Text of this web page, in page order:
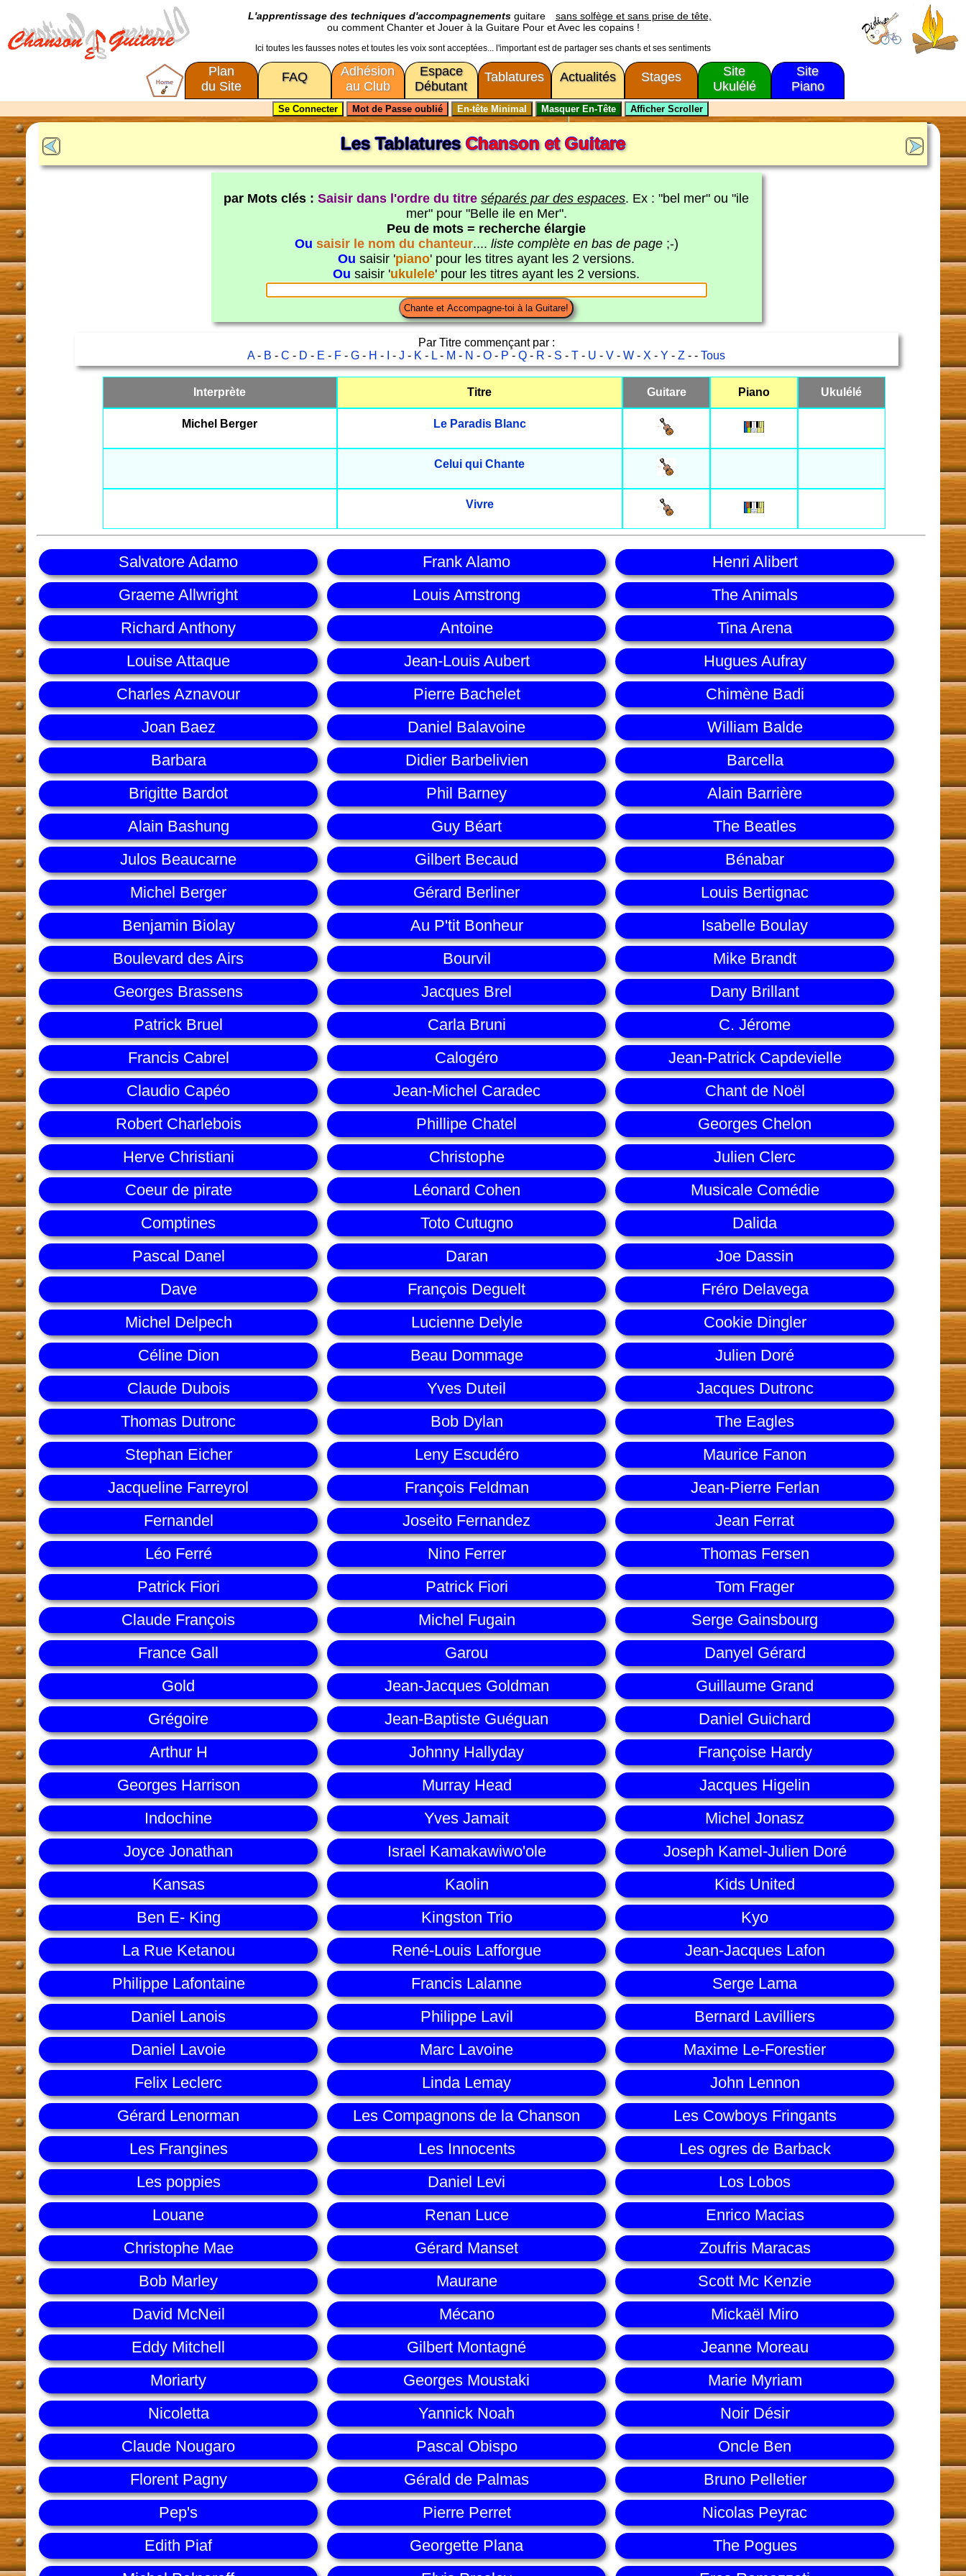
L'apprentissage des techniques d'accompagnementsguitare
sans solfège et sans prise de tête,
ou comment Chanter et Jouer à la Guitare Pour et Avec les copains !
Ici toutes les fausses notes et toutes les voix sont acceptées... l'important est de partager ses chants et ses sentiments
Plan
du Site
FAQ
Adhésion
au Club
Espace
Débutant
Tablatures Actualités Stages
Site
Ukulélé
Site
Piano
Les TablaturesChanson et Guitare
par Mots clés :Saisir dans l'ordre du titre séparés par des espaces. Ex : "bel mer" ou "ile
mer" pour "Belle ile en Mer".
Peu de mots = recherche élargie
Ou saisir le nom du chanteur.... liste complète en bas de page;-)
Ou saisir 'piano' pour les titres ayant les 2 versions.
Ou saisir 'ukulele' pour les titres ayant les 2 versions.
Par Titre commençant par :
A- B -C - D - E - F -G - H - -J - K - L - M - N -O - P -Q - R - S -T - U -V -W - X -Y -Z - -Tous
Interprète Titre Guitare Piano Ukulélé
Michel Berger Le Paradis Blanc
Celui qui Chante
Vivre
Salvatore Adamo Frank Alamo
Henri Alibert
Graeme Allwright
Louis Amstrong
The Animals
Richard Anthony
Antoine
Tina Arena
Louise Attaque
Jean-Louis Aubert
Hugues Aufray
Charles Aznavour
Pierre Bachelet
Chimène Badi
Joan Baez
Daniel Balavoine
William Balde
Barbara
Didier Barbelivien
Barcella
Brigitte Bardot
Phil Barney
Alain Barrière
Alain Bashung
Guy Béart
The Beatles
Julos Beaucarne
Gilbert Becaud
Bénabar
Michel Berger
Gérard Berliner
Louis Bertignac
Benjamin Biolay
Au P'tit Bonheur
Isabelle Boulay
Boulevard des Airs
Bourvil
Mike Brandt
Georges Brassens
Jacques Brel
Dany Brillant
Patrick Bruel
Carla Bruni
C. Jérome
Francis Cabrel
Calogéro
Jean-Patrick Capdevielle
Claudio Capéo
Jean-Michel Caradec
Chant de Noël
Robert Charlebois
Phillipe Chatel
Georges Chelon
Herve Christiani
Christophe
Julien Clerc
Coeur de pirate
Léonard Cohen
Musicale Comédie
Comptines
Toto Cutugno
Dalida
Pascal Danel
Daran
Joe Dassin
Dave
François Deguelt
Fréro Delavega
Michel Delpech
Lucienne Delyle
Cookie Dingler
Céline Dion
Beau Dommage
Julien Doré
Claude Dubois
Yves Duteil
Jacques Dutronc
Thomas Dutronc
Bob Dylan
The Eagles
Stephan Eicher
Leny Escudéro
Maurice Fanon
Jacqueline Farreyrol
François Feldman
Jean-Pierre Ferlan
Fernandel
Joseito Fernandez
Jean Ferrat
Léo Ferré
Nino Ferrer
Thomas Fersen
Patrick Fiori
Patrick Fiori
Tom Frager
Claude François
Michel Fugain
Serge Gainsbourg
France Gall
Garou
Danyel Gérard
Gold
Jean-Jacques Goldman
Guillaume Grand
Grégoire
Jean-Baptiste Guéguan
Daniel Guichard
Arthur H
Johnny Hallyday
Françoise Hardy
Georges Harrison
Murray Head
Jacques Higelin
Indochine
Yves Jamait
Michel Jonasz
Joyce Jonathan
Israel Kamakawiwo'ole
Joseph Kamel-Julien Doré
Kansas
Kaolin
Kids United
Ben E- King
Kingston Trio
Kyo
La Rue Ketanou
René-Louis Lafforgue
Jean-Jacques Lafon
Philippe Lafontaine
Francis Lalanne
Serge Lama
Daniel Lanois
Philippe Lavil
Bernard Lavilliers
Daniel Lavoie
Marc Lavoine
Maxime Le-Forestier
Felix Leclerc
Linda Lemay
John Lennon
Gérard Lenorman
Les Compagnons de la Chanson
Les Cowboys Fringants
Les Frangines
Les Innocents
Les ogres de Barback
Les poppies
Daniel Levi
Los Lobos
Louane
Renan Luce
Enrico Macias
Christophe Mae
Gérard Manset
Zoufris Maracas
Bob Marley
Maurane
Scott Mc Kenzie
David McNeil
Mécano
Mickaël Miro
Eddy Mitchell
Gilbert Montagné
Jeanne Moreau
Moriarty
Georges Moustaki
Marie Myriam
Nicoletta
Yannick Noah
Noir Désir
Claude Nougaro
Pascal Obispo
Oncle Ben
Florent Pagny
Gérald de Palmas
Bruno Pelletier
Pep's
Pierre Perret
Nicolas Peyrac
Edith Piaf
Georgette Plana
The Pogues